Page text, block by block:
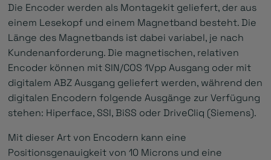
Die Encoder werden als Montagekit geliefert, der aus
einem Lesekopf und einem Magnetband besteht. Die
Länge des Magnetbands ist dabei variabel, je nach
Kundenanforderung. Die magnetischen, relativen
Encoder können mit SIN/COS 1Vpp Ausgang oder mit
digitalem ABZ Ausgang geliefert werden, während den
digitalen Encodern folgende Ausgänge zur Verfügung
stehen: Hiperface, SSI, BiSS oder DriveCliq (Siemens).
Mit dieser Art von Encodern kann eine
Positionsgenauigkeit von 10 Microns und eine